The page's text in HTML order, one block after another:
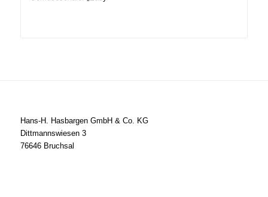
Hans-H. Hasbargen GmbH & Co. KG
Dittmannswiesen 3
76646 Bruchsal